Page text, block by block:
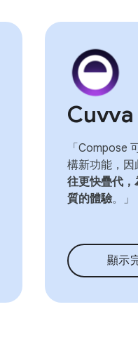
Cuvva
「Compose
構新功能，因
往更快疊代
質的體驗。」
顯示